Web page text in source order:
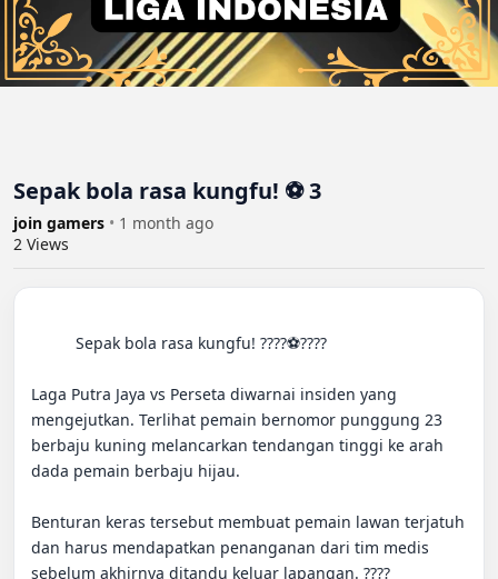
Sepak bola rasa kungfu! ⚽ 3
join gamers • 1 month ago
2 Views
Laga Putra Jaya vs Perseta diwarnai insiden yang
mengejutkan. Terlihat pemain bernomor punggung 23
berbaju kuning melancarkan tendangan tinggi ke arah
dada pemain berbaju hijau.
Benturan keras tersebut membuat pemain lawan terjatuh
dan harus mendapatkan penanganan dari tim medis
sebelum akhirnya ditandu keluar lapangan. ????